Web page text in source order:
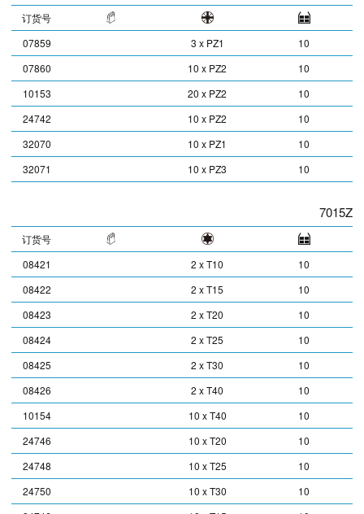
订货号
07859
3 x PZ1
10
07860
10 x PZ2
10
10153
20 x PZ2
10
24742
10 x PZ2
10
32070
10 x PZ1
10
32071
10 x PZ3 10
7015Z
订货号
08421
2 x T10
10
08422
2 x T15
10
08423
2 x T20
10
08424
2 x T25
10
08425
2 x T30
10
08426
2 x T40
10
10154
10 x T40
10
24746
10 x T20
10
24748
10 x T25
10
24750
10 x T30
10